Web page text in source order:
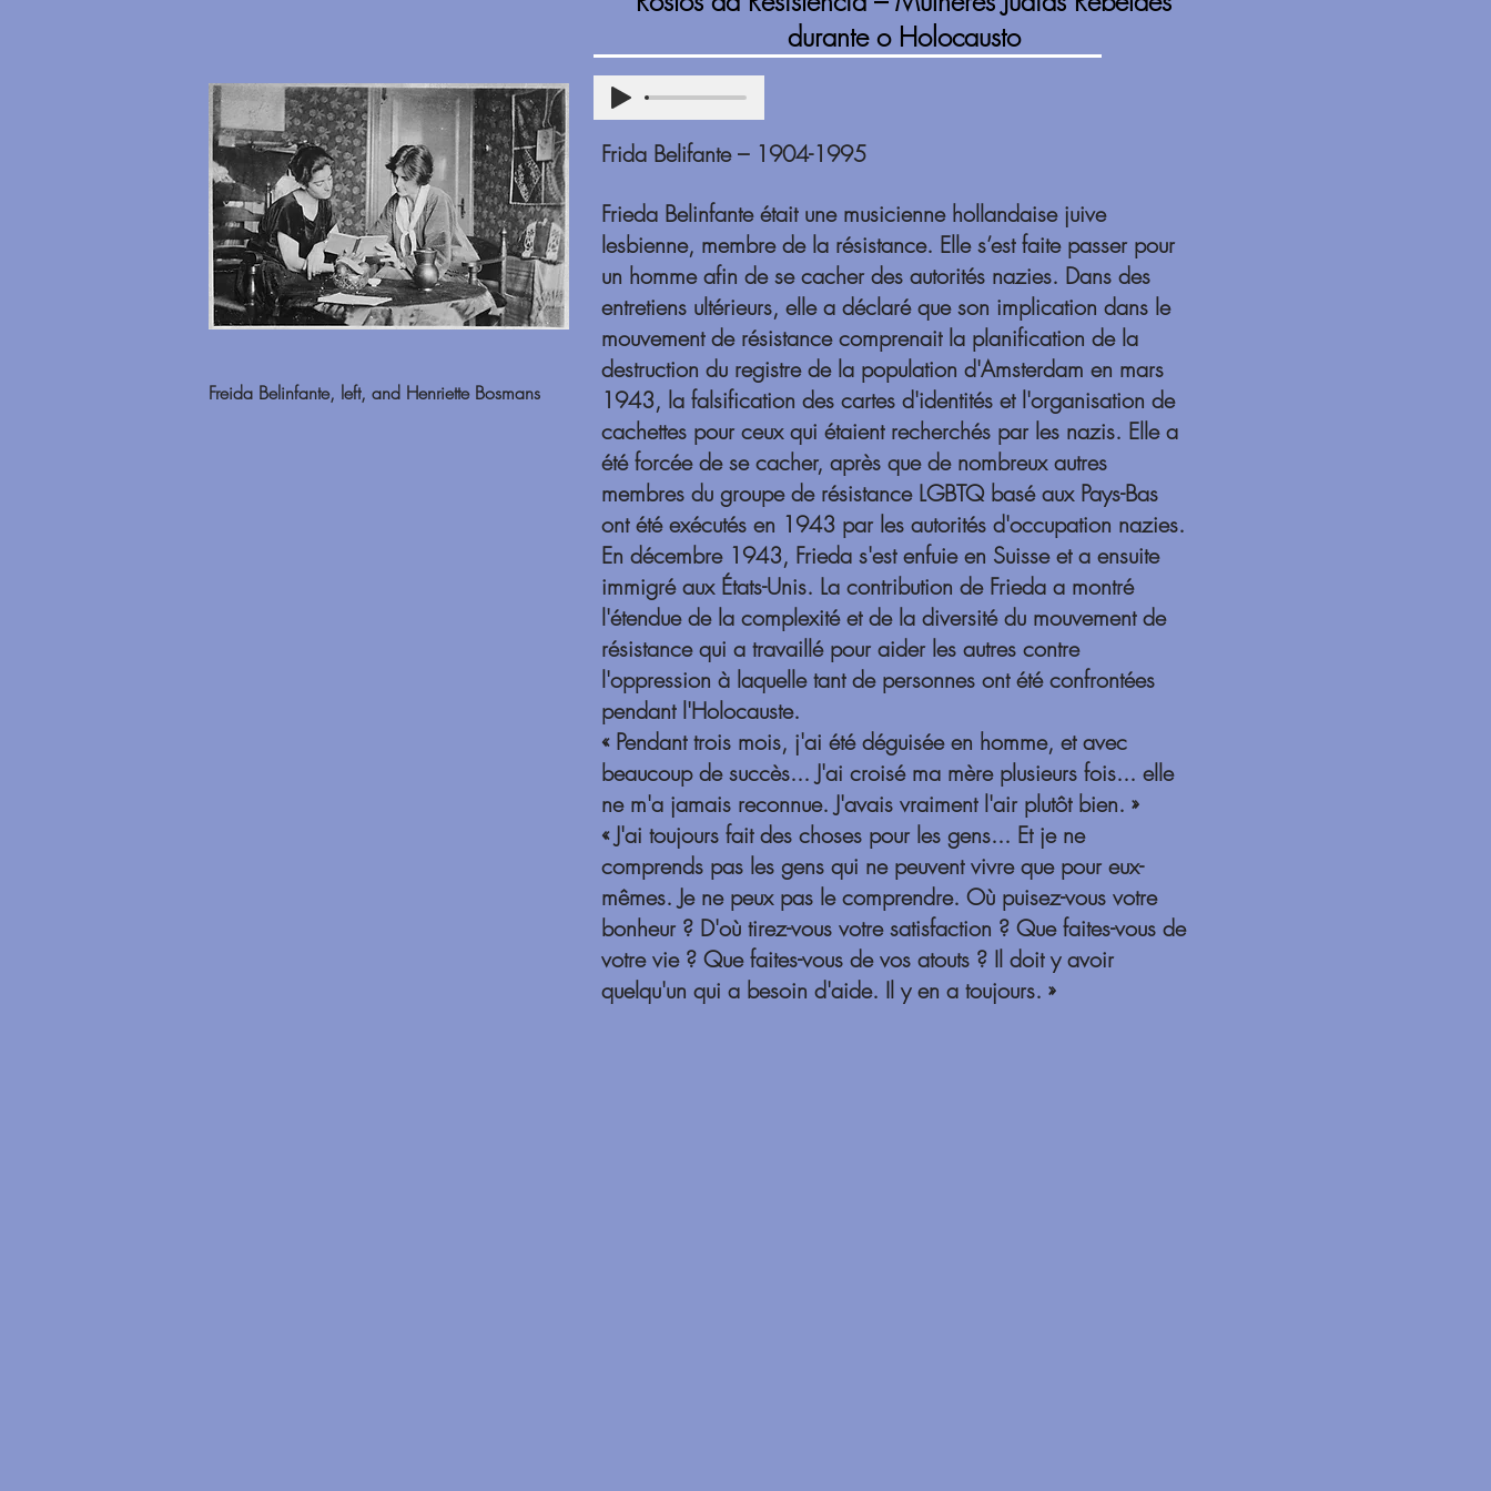
durante o Holocausto
Freida Belinfante, left, and Henriette Bosmans
Frida Belifante – 1904-1995
Frieda Belinfante était une musicienne hollandaise juive
lesbienne, membre de la résistance. Elle s’est faite passer pour
un homme afin de se cacher des autorités nazies. Dans des
entretiens ultérieurs, elle a déclaré que son implication dans le
mouvement de résistance comprenait la planification de la
destruction du registre de la population d'Amsterdam en mars
1943, la falsification des cartes d'identités et l'organisation de
cachettes pour ceux qui étaient recherchés par les nazis. Elle a
été forcée de se cacher, après que de nombreux autres
membres du groupe de résistance LGBTQ basé aux Pays-Bas
ont été exécutés en 1943 par les autorités d'occupation nazies.
En décembre 1943, Frieda s'est enfuie en Suisse et a ensuite
immigré aux États-Unis. La contribution de Frieda a montré
l'étendue de la complexité et de la diversité du mouvement de
résistance qui a travaillé pour aider les autres contre
l'oppression à laquelle tant de personnes ont été confrontées
pendant l'Holocauste.
« Pendant trois mois, j'ai été déguisée en homme, et avec
beaucoup de succès... J'ai croisé ma mère plusieurs fois... elle
ne m'a jamais reconnue. J'avais vraiment l'air plutôt bien. »
« J'ai toujours fait des choses pour les gens... Et je ne
comprends pas les gens qui ne peuvent vivre que pour eux-
mêmes. Je ne peux pas le comprendre. Où puisez-vous votre
bonheur ? D'où tirez-vous votre satisfaction ? Que faites-vous de
votre vie ? Que faites-vous de vos atouts ? Il doit y avoir
quelqu'un qui a besoin d'aide. Il y en a toujours. »